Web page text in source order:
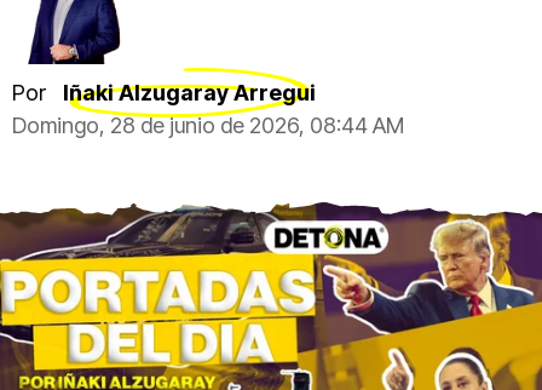
Por
Iñaki Alzugaray Arregui
Domingo, 28 de junio de 2026, 08:44 AM